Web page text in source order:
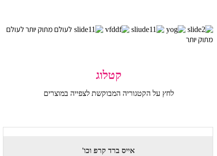
לעולם מתוק יותרלעולם
מתוק יותר
קטלוג
לחץ על הקטגוריה המבוקשת לצפייה במוצרים
אייס ברד קרפ וכו'